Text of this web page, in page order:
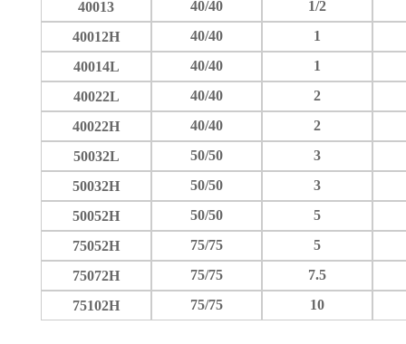
40013 40/40
1/2
40012H
40/40
1
40014L
40/40
1
40022L
40/40
2
40022H
40/40
2
50032L
50/50
3
50032H
50/50
3
50052H
50/50
5
75052H
75/75
5
75072H
75/75
7.5
75102H
75/75 10